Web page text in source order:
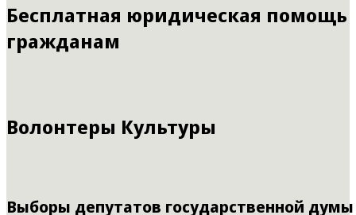
Бесплатная юридическая помощь
гражданам
Волонтеры Культуры
Выборы депутатов государственной думы